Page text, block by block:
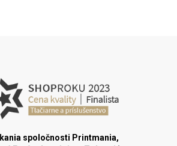
spoločnosti Printmania,